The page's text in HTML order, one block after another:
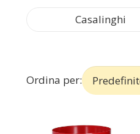
Casalinghi
Ordina per: